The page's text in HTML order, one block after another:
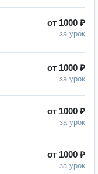
от 1000 ₽
за урок
от 1000 ₽
за урок
от 1000 ₽
за урок
от 1000 ₽
за урок